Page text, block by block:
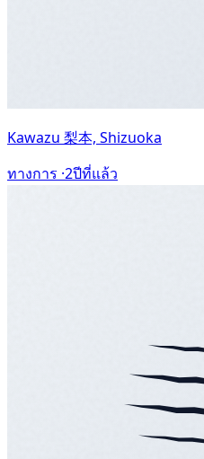
Kawazu 梨本, Shizuoka
ทางการ ·2ปีที่แล้ว